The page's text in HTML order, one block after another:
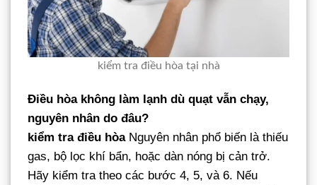
kiểm tra điều hòa tại nhà
Điều hòa không làm lạnh dù quạt vẫn chạy,
nguyên nhân do đâu?
kiểm tra điều hòaNguyên nhân phổ biến là thiếu
gas, bộ lọc khí bẩn, hoặc dàn nóng bị cản trở.
Hãy kiểm tra theo các bước 4, 5, và 6. Nếu